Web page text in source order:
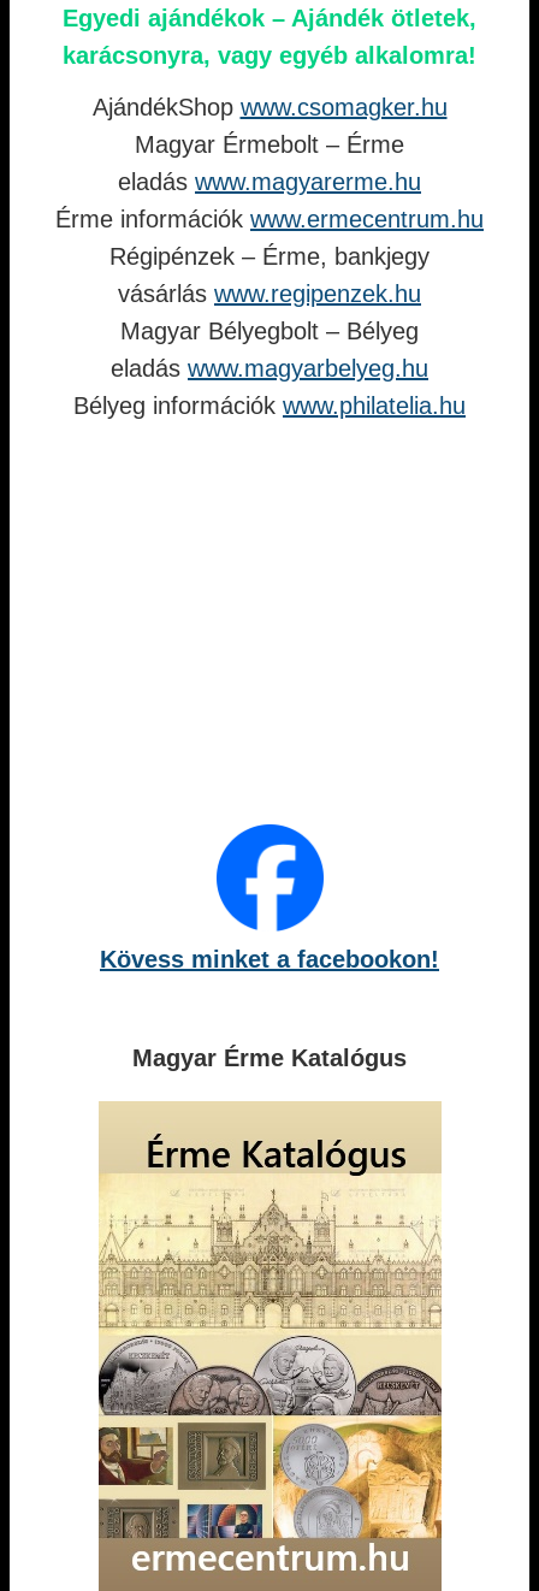
Egyedi ajándékok – Ajándék ötletek,
karácsonyra, vagy egyéb alkalomra!
AjándékShop www.csomagker.hu
Magyar Érmebolt – Érme
eladás www.magyarerme.hu
Érme információk www.ermecentrum.hu
Régipénzek – Érme, bankjegy
vásárlás www.regipenzek.hu
Magyar Bélyegbolt – Bélyeg
eladás www.magyarbelyeg.hu
Bélyeg információk www.philatelia.hu
Kövess minket a facebookon!
Magyar Érme Katalógus